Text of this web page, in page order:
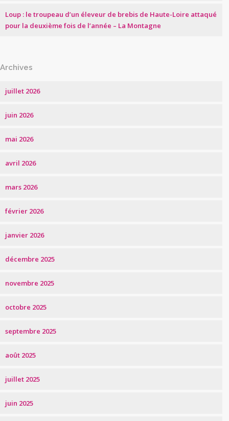
Loup : le troupeau d’un éleveur de brebis de Haute-Loire attaqué
pour la deuxième fois de l’année – La Montagne
Archives
juillet 2026
juin 2026
mai 2026
avril 2026
mars 2026
février 2026
janvier 2026
décembre 2025
novembre 2025
octobre 2025
septembre 2025
août 2025
juillet 2025
juin 2025